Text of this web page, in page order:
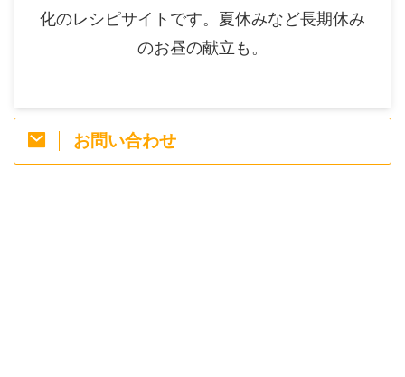
化のレシピサイトです。夏休みなど長期休み
のお昼の献立も。
お問い合わせ